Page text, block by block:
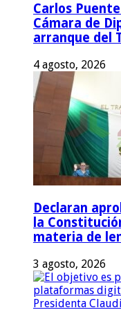
Carlos
Cámara de
arranque del
4 agosto, 2026
Declaran
la
materia de
3 agosto, 2026